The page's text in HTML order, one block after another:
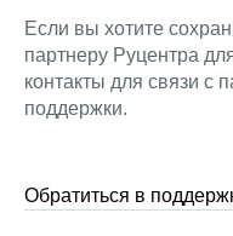
Если вы хотите
партнеру Руцентра
контакты для связи с
поддержки.
Обратиться в